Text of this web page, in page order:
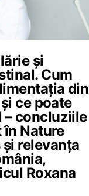
și
Cum
din
ce poate
– concluziile
Nature
relevanța
Roxana